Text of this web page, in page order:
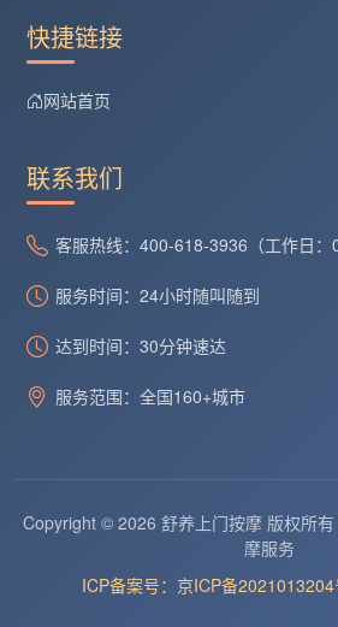
快捷链接
网站首页
联系我们
客服热线：400-618-3936（工作日：
服务时间：24小时随叫随到
达到时间：30分钟速达
服务范围：全国160+城市
Copyright © 2026 舒养上门按摩 版权所
摩服务
ICP备案号：京ICP备